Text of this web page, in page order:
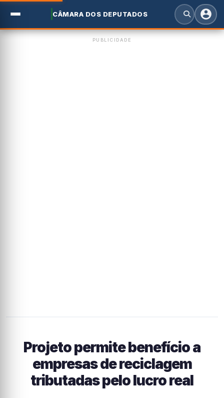
CÂMARA DOS DEPUTADOS
PUBLICIDADE
Projeto permite benefício a
empresas de reciclagem
tributadas pelo lucro real